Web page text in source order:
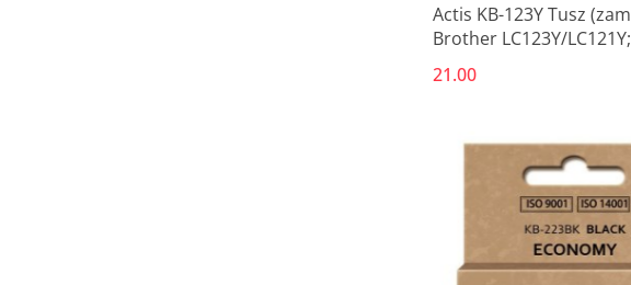
Actis KB-123Y Tusz
Brother LC123Y/
10 ml; żółty)
21.00